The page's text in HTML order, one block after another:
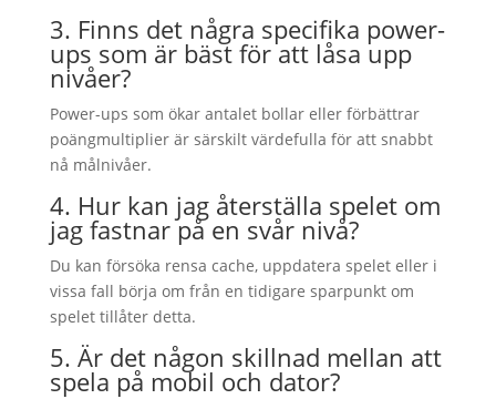
3. Finns det några specifika power-
ups som är bäst för att låsa upp
nivåer?
Power-ups som ökar antalet bollar eller förbättrar
poängmultiplier är särskilt värdefulla för att snabbt
nå målnivåer.
4. Hur kan jag återställa spelet om
jag fastnar på en svår nivå?
Du kan försöka rensa cache, uppdatera spelet eller i
vissa fall börja om från en tidigare sparpunkt om
spelet tillåter detta.
5. Är det någon skillnad mellan att
spela på mobil och dator?